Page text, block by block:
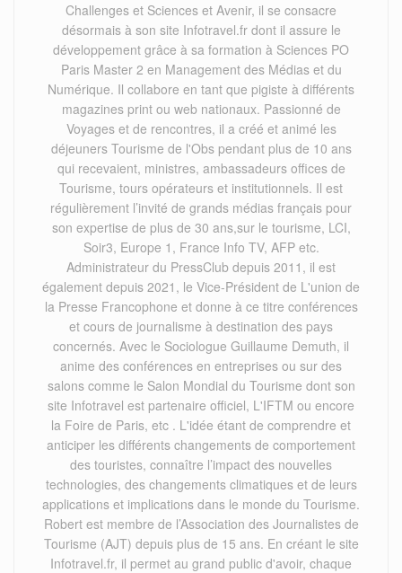
Challenges et Sciences et Avenir, il se consacre
désormais à son site Infotravel.fr dont il assure le
développement grâce à sa formation à Sciences PO
Paris Master 2 en Management des Médias et du
Numérique. Il collabore en tant que pigiste à différents
magazines print ou web nationaux. Passionné de
Voyages et de rencontres, il a créé et animé les
déjeuners Tourisme de l'Obs pendant plus de 10 ans
qui recevaient, ministres, ambassadeurs offices de
Tourisme, tours opérateurs et institutionnels. Il est
régulièrement l’invité de grands médias français pour
son expertise de plus de 30 ans,sur le tourisme, LCI,
Soir3, Europe 1, France Info TV, AFP etc.
Administrateur du PressClub depuis 2011, il est
également depuis 2021, le Vice-Président de L'union de
la Presse Francophone et donne à ce titre conférences
et cours de journalisme à destination des pays
concernés. Avec le Sociologue Guillaume Demuth, il
anime des conférences en entreprises ou sur des
salons comme le Salon Mondial du Tourisme dont son
site Infotravel est partenaire officiel, L'IFTM ou encore
la Foire de Paris, etc . L'idée étant de comprendre et
anticiper les différents changements de comportement
des touristes, connaître l’impact des nouvelles
technologies, des changements climatiques et de leurs
applications et implications dans le monde du Tourisme.
Robert est membre de l’Association des Journalistes de
Tourisme (AJT) depuis plus de 15 ans. En créant le site
Infotravel.fr, il permet au grand public d'avoir, chaque